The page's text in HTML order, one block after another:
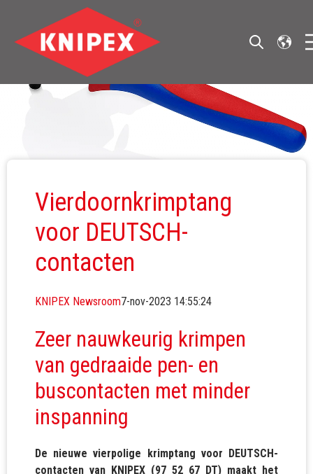
Open search
Vierdoornkrimptang
voor DEUTSCH-
contacten
KNIPEX Newsroom7-nov-2023 14:55:24
Zeer nauwkeurig krimpen
van gedraaide pen- en
buscontacten met minder
inspanning
De nieuwe vierpolige krimptang voor DEUTSCH-
contacten van KNIPEX (97 52 67 DT) maakt het